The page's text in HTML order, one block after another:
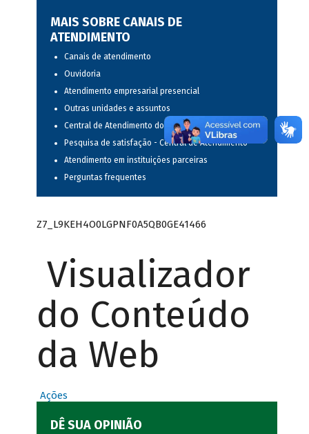
MAIS SOBRE CANAIS DE
ATENDIMENTO
Canais de atendimento
Ouvidoria
Atendimento empresarial presencial
Outras unidades e assuntos
Central de Atendimento do BNDES
Pesquisa de satisfação - Central de Atendimento
Atendimento em instituições parceiras
Perguntas frequentes
Z7_L9KEH4O0LGPNF0A5QB0GE41466
Visualizador
do Conteúdo
da Web
Ações
DÊ SUA OPINIÃO